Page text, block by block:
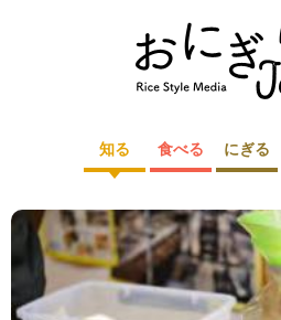
知る 食べる にぎる